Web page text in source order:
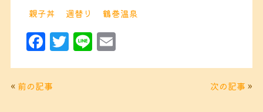
親子丼
週替り 鶴巻温泉
F
a
c
e
T
w
Li
n
E
« 前の記事 次の記事 »